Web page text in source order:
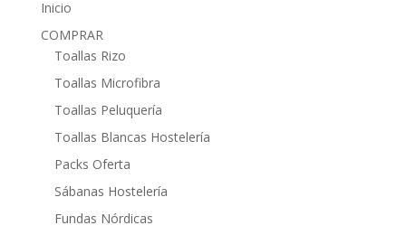
Inicio
COMPRAR
Toallas Rizo
Toallas Microfibra
Toallas Peluquería
Toallas Blancas Hostelería
Packs Oferta
Sábanas Hostelería
Fundas Nórdicas